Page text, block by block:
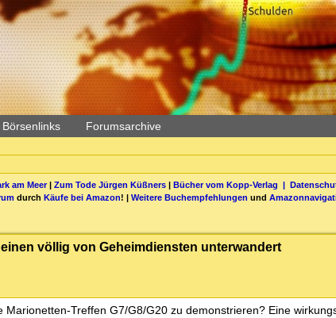
Forumsarchive
am Meer| Zum Tode Jürgen Küßners| Bücher vom Kopp-Verlag |
durch Käufe bei Amazon! | Weitere Buchempfehlungen und
völlig von Geheimdiensten unterwandert
Treffen G7/G8/G20 zu demonstrieren? Eine